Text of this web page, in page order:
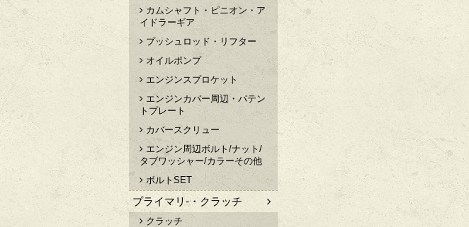
カムシャフト・ピニオン・ア
イドラーギア
プッシュロッド・リフター
オイルポンプ
エンジンスプロケット
エンジンカバー周辺・パテン
トプレート
カバースクリュー
エンジン周辺ボルト/ナット/
タブワッシャー/カラーその他
ボルトSET
プライマリ-・クラッチ
クラッチ